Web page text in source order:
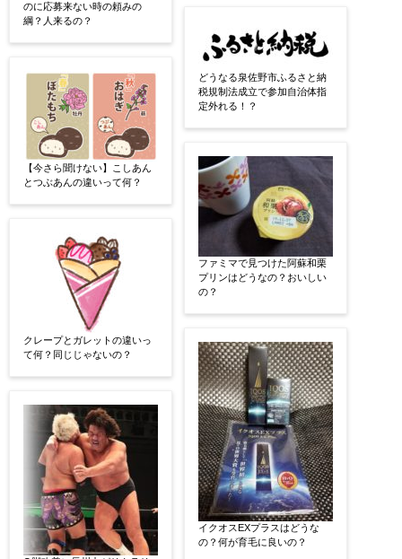
のに応募来ない時の頼みの
綱？人来るの？
【今さら聞けない】こしあん
とつぶあんの違いって何？
クレープとガレットの違いっ
て何？同じじゃないの？
どうなる泉佐野市ふるさと納
税規制法成立で参加自治体指
定外れる！？
ファミマで見つけた阿蘇和栗
プリンはどうなの？おいしい
の？
イクオスEXプラスはどうな
の？何が育毛に良いの？